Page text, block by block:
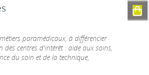
paramédicaux, à différencier
centres d'intérêt : aide aux soins,
du soin et de la technique,